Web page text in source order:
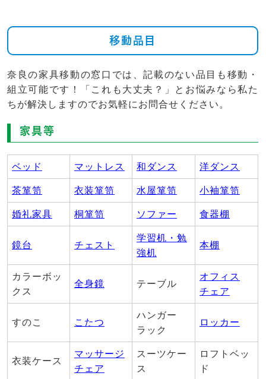
移動品目
奈良の家具移動の窓口では、記載のない品目も移動・
組立可能です！「これも大丈夫？」とお悩みなら私た
ちが解決しますのでお気軽にお問合せください。
家具等
ベッド マットレス 和ダンス 洋ダンス
茶箪笥 衣装箪笥 水屋箪笥 小袖箪笥
婚礼家具 桐箪笥 ソファー 食器棚
鏡台 チェスト
学習机・勉
強机
本棚
カラーボッ
クス
全身鏡 テーブル
オフィス
チェア
すのこ こたつ
ハンガー
ラック
ロッカー
衣装ケース
マッサージ
チェア
スーツケー
ス
ロフトベッ
ド